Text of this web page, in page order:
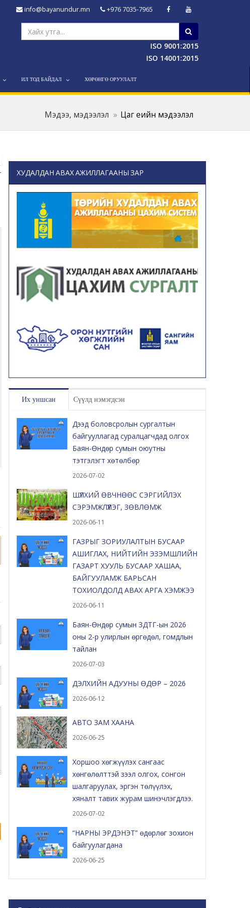
info@bayanundur.mn +976 7035-7965
ISO 9001:2015
ISO 14001:2015
ИЛ ТОД БАЙДАЛ ХӨРӨНГӨ ОРУУЛАЛТ
Мэдээ, мэдээлэл Цаг үеийн мэдээлэл
ХУДАЛДАН АВАХ АЖИЛЛАГААНЫ ЗАР
Их уншсан Сүүлд нэмэгдсэн
Дээд боловсролын сургалтын
байгууллагад суралцагчдад олгох
Баян-Өндөр сумын оюутны
тэтгэлэгт хөтөлбөр
2026-07-02
ШҮЛХИЙ ӨВЧНӨӨС СЭРГИЙЛЭХ
СЭРЭМЖЛҮҮЛЭГ, ЗӨВЛӨМЖ
2026-06-11
ГАЗРЫГ ЗОРИУЛАЛТЫН БУСААР
АШИГЛАХ, НИЙТИЙН ЭЗЭМШЛИЙН
ГАЗАРТ ХУУЛЬ БУСААР ХАШАА,
БАЙГУУЛАМЖ БАРЬСАН
ТОХИОЛДОЛД АВАХ АРГА ХЭМЖЭЭ
2026-06-11
Баян-Өндөр сумын ЗДТГ-ын 2026
оны 2-р улирлын өргөдөл, гомдлын
тайлан
2026-07-03
ДЭЛХИЙН АДУУНЫ ӨДӨР – 2026
2026-06-12
АВТО ЗАМ ХААНА
2026-06-25
Хоршоо хөгжүүлэх сангаас
хөнгөлөлттэй зээл олгох, сонгон
шалгаруулах, эргэн төлүүлэх,
хяналт тавих журам шинэчлэгдлээ.
2026-07-02
“НАРНЫ ЭРДЭНЭТ” өдөрлөг зохион
байгуулагдана
2026-06-25